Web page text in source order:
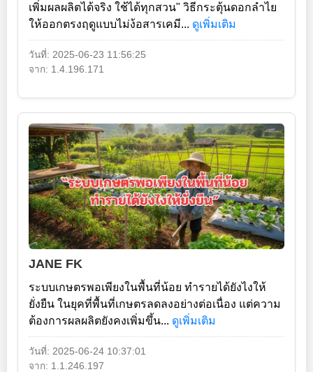
เพิ่มผลผลิตได้จริง ใช้ได้ทุกสวน" วิธีกระตุ้นดอกลำไย
ให้ออกตรงฤดูแบบไม่ง้อสารเคมี... ดูเพิ่มเติม
วันที่: 2025-06-23 11:56:25
จาก: 1.4.196.171
JANE FK
ระบบเกษตรพอเพียงในพื้นที่น้อย ทำรายได้ยังไงให้
ยั่งยืน ในยุคที่พื้นที่เกษตรลดลงอย่างต่อเนื่อง แต่ความ
ต้องการผลผลิตยังคงเพิ่มขึ้น... ดูเพิ่มเติม
วันที่: 2025-06-24 10:37:01
จาก: 1.1.246.197